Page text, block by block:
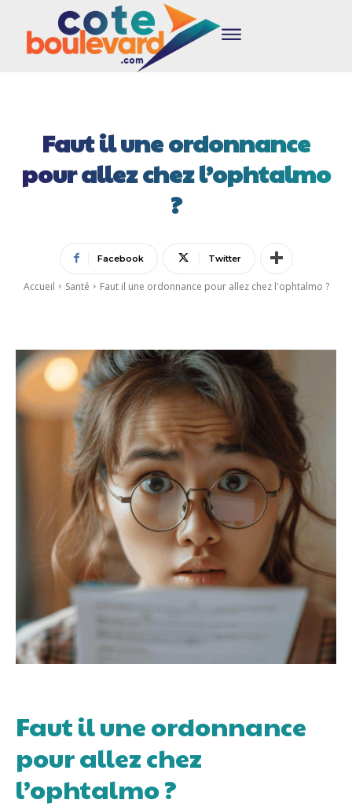
Faut il une ordonnance
pour allez chez l’ophtalmo
?
Facebook Twitter
Accueil Santé Faut il une ordonnance pour allez chez l'ophtalmo ?
Faut il une ordonnance
pour allez chez
l’ophtalmo ?